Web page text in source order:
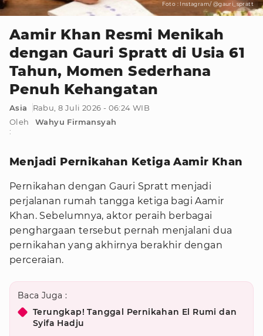
Foto : Instagram/ @gauri_spratt
Aamir Khan Resmi Menikah
dengan Gauri Spratt di Usia 61
Tahun, Momen Sederhana
Penuh Kehangatan
Asia
Rabu, 8 Juli 2026 - 06:24 WIB
Oleh
:
Wahyu Firmansyah
Menjadi Pernikahan Ketiga Aamir Khan
Pernikahan dengan Gauri Spratt menjadi
perjalanan rumah tangga ketiga bagi Aamir
Khan. Sebelumnya, aktor peraih berbagai
penghargaan tersebut pernah menjalani dua
pernikahan yang akhirnya berakhir dengan
perceraian.
Baca Juga :
Terungkap! Tanggal Pernikahan El Rumi dan
Syifa Hadju